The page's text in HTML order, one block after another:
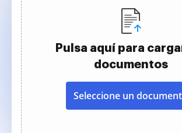
Pulsa aquí para
documentos
Seleccione un